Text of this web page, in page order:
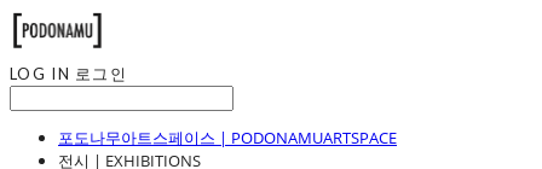
LOG IN 로그인
포도나무아트스페이스 | PODONAMUARTSPACE
전시 | EXHIBITIONS